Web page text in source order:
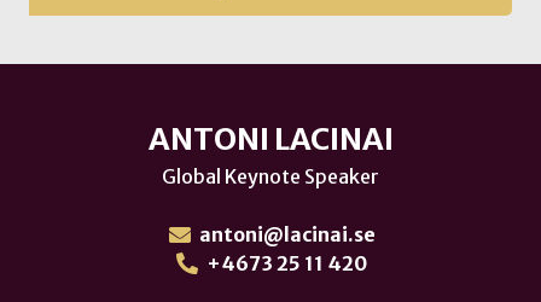
ANTONI LACINAI
Global Keynote Speaker
antoni@lacinai.se
+4673 25 11 420